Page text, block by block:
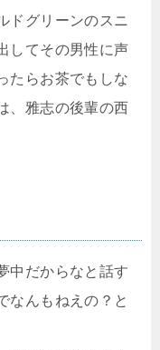
ドグリーンのスニ
してその男性に声
たらお茶でもしな
、雅志の後輩の西
中だからなと話す
なんもねえの？と